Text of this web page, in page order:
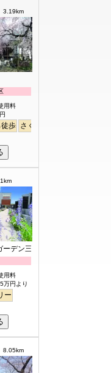
3.19km
用料
歩 さくら
デン三鷹
用料
万円より
ー
8.05km